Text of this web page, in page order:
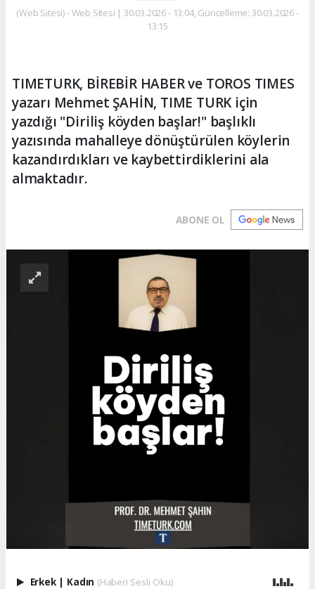
(Web Sitesi) - Web Sitesi | 30.03.2026 - 13:04, Güncelleme: 30.03.2026 -
13:15
TIMETURK, BİREBİR HABER ve TOROS TIMES
yazarı Mehmet ŞAHİN, TIME TURK için
yazdığı "Diriliş köyden başlar!" başlıklı
yazısında mahalleye dönüştürülen köylerin
kazandırdıkları ve kaybettirdiklerini ala
almaktadır.
ABONE OL
Erkek | Kadın (Haberi Sesli Oku)